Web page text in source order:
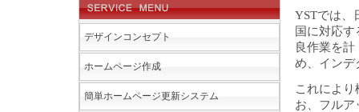
デザインコンセプト
ホームページ作成
簡単ホームページ更新システム
YSTでは、
国に対応
良作業を
め、インデ
これによ
お、フルア